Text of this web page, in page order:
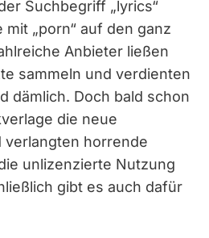
Suchbegriff „lyrics“
„porn“ auf den ganz
Anbieter ließen
sammeln und verdienten
dämlich. Doch bald schon
die neue
verlangten horrende
unlizenzierte Nutzung
gibt es auch dafür